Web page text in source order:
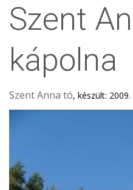
Szent
kápolna
Szent Anna tó, készült: